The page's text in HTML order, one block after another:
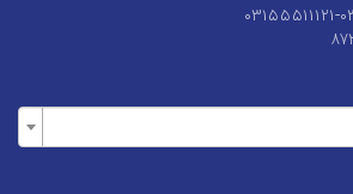
۰۳۱۵۵۹۱۴۹۹۹